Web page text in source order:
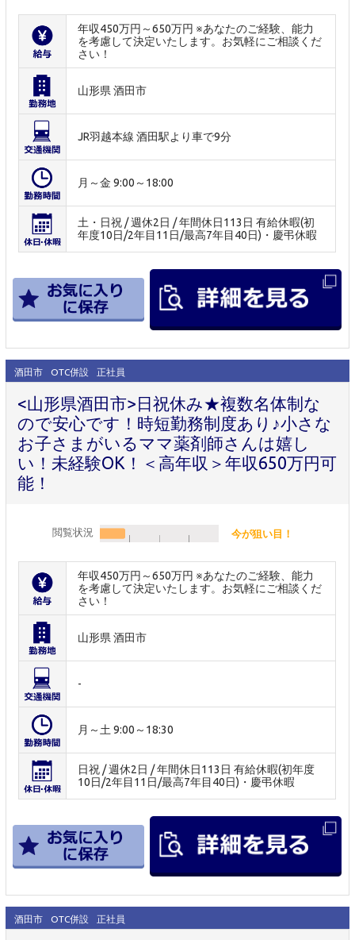
年収450万円～650万円 ※あなたのご経験、能力
を考慮して決定いたします。お気軽にご相談くだ
さい！
山形県 酒田市
JR羽越本線 酒田駅より車で9分
月～金 9:00～18:00
土・日祝 / 週休2日 / 年間休日113日 有給休暇(初
年度10日/2年目11日/最高7年目40日)・慶弔休暇
酒田市 OTC併設 正社員
<山形県酒田市>日祝休み★複数名体制な
ので安心です！時短勤務制度あり♪小さな
お子さまがいるママ薬剤師さんは嬉し
い！未経験OK！＜高年収＞年収650万円可
能！
閲覧状況 今が狙い目！
年収450万円～650万円 ※あなたのご経験、能力
を考慮して決定いたします。お気軽にご相談くだ
さい！
山形県 酒田市
-
月～土 9:00～18:30
日祝 / 週休2日 / 年間休日113日 有給休暇(初年度
10日/2年目11日/最高7年目40日)・慶弔休暇
酒田市 OTC併設 正社員